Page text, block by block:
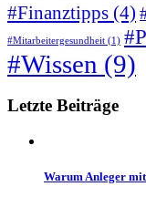
#Finanztipps (4)
#Mitarbeitergesundheit (1)
#Wissen (9)
Letzte Beiträge
Warum Anleger